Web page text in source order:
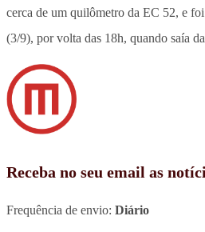
cerca de um quilômetro da EC 52, e
(3/9), por volta das 18h, quando saía
Receba no seu email as
Frequência de envio: Diário